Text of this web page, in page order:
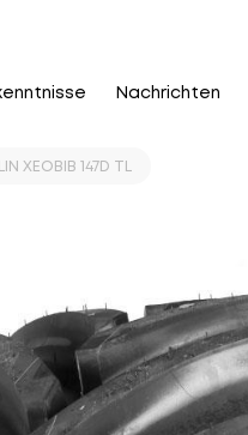
Nachrichten
XEOBIB 147D TL